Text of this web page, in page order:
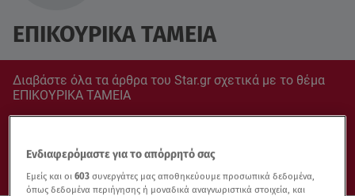
ΕΠΙΚΟΥΡΙΚΑ ΤΑΜΕΙΑ
Διαβάστε όλα τα άρθρα του Star.gr σχετικά με το θέμα
ΕΠΙΚΟΥΡΙΚΑ ΤΑΜΕΙΑ
Ενδιαφερόμαστε για το απόρρητό σας
Εμείς και οι603 συνεργάτες μας αποθηκεύουμε προσωπικά δεδομένα,
όπως δεδομένα περιήγησης ή μοναδικά αναγνωριστικά στοιχεία, και